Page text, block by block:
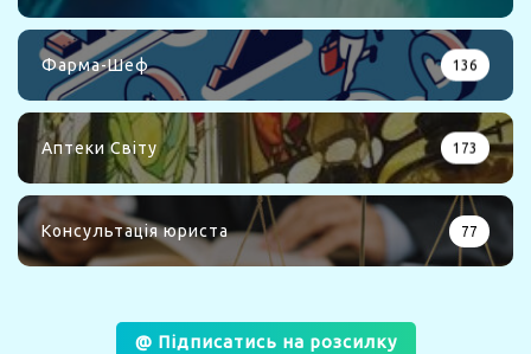
Фарма-Шеф 136
Аптеки Світу 173
Консультація юриста 77
@ Підписатись на розсилку